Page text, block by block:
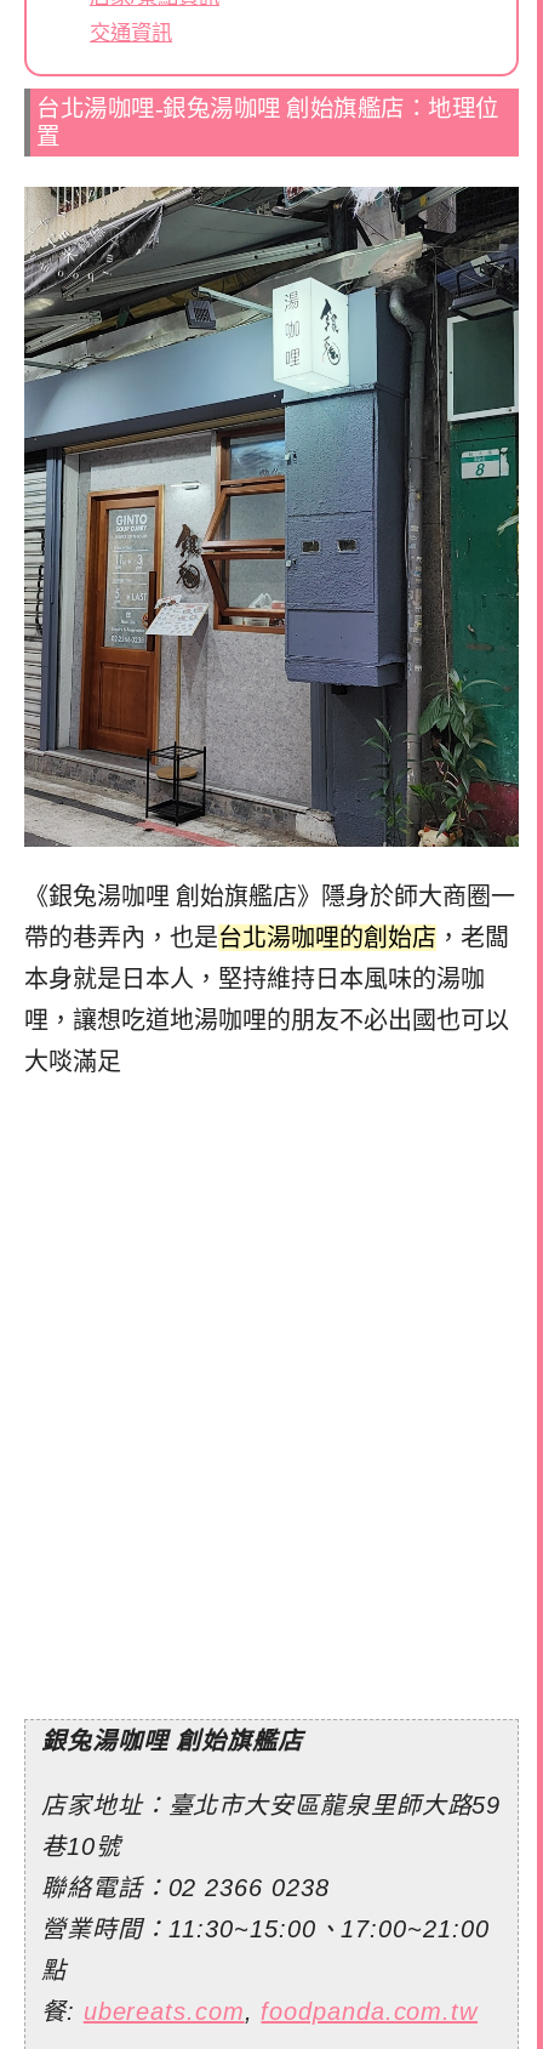
交通資訊
台北湯咖哩-銀兔湯咖哩 創始旗艦店：地理位
置
《銀兔湯咖哩 創始旗艦店》隱身於師大商圈一
帶的巷弄內， 也是台北湯咖哩的創始店 ，老闆
本身就是日本人，堅持維持日本風味的湯咖
哩， 讓想吃道地湯咖哩的朋友不必出國也可以
大啖滿足
銀兔湯咖哩 創始旗艦店
店家地址：臺北市大安區龍泉里師大路59
巷10號
聯絡電話：02 2366 0238
營業時間：11:30~15:00、17:00~21:00
點
餐: ubereats.com, foodpanda.com.tw